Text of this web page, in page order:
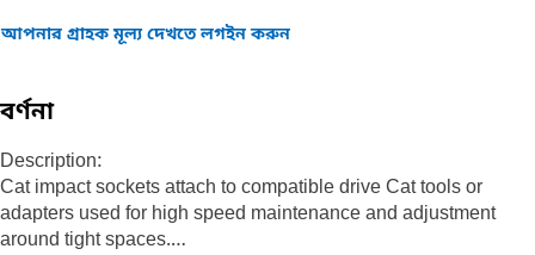
আপনার গ্রাহক মূল্য দেখতে লগইন করুন
বর্ণনা
Description:
Cat impact sockets attach to compatible drive Cat tools or
adapters used for high speed maintenance and adjustment
around tight spaces.